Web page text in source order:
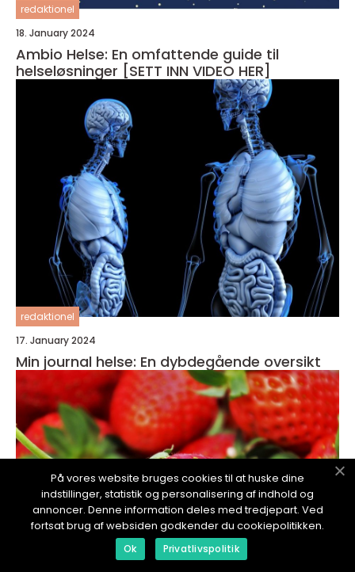
redaktionel
18. January 2024
Ambio Helse: En omfattende guide til
helseløsninger [SETT INN VIDEO HER]
redaktionel
17. January 2024
Min journal helse: En dybdegående oversikt
På vores website bruges cookies til at huske dine
indstillinger, statistik og personalisering af indhold og
annoncer. Denne information deles med tredjepart. Ved
fortsat brug af websiden godkender du cookiepolitikken.
Ok Privatlivspolitik